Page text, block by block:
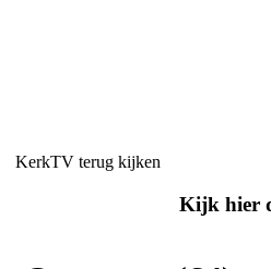
KerkTV terug kijken
Kijk hier